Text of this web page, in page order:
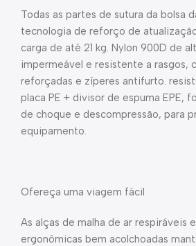
Todas as partes de sutura da bolsa
tecnologia de reforço de
carga de até 21 kg. Nylon 900D de
impermeável e resistente a rasgos,
reforçadas e zíperes antifurto.
placa PE + divisor de espuma EPE,
de choque e descompressão, para
equipamento.
Ofereça uma viagem fácil
As alças de malha de ar respiráveis
ergonômicas bem acolchoadas